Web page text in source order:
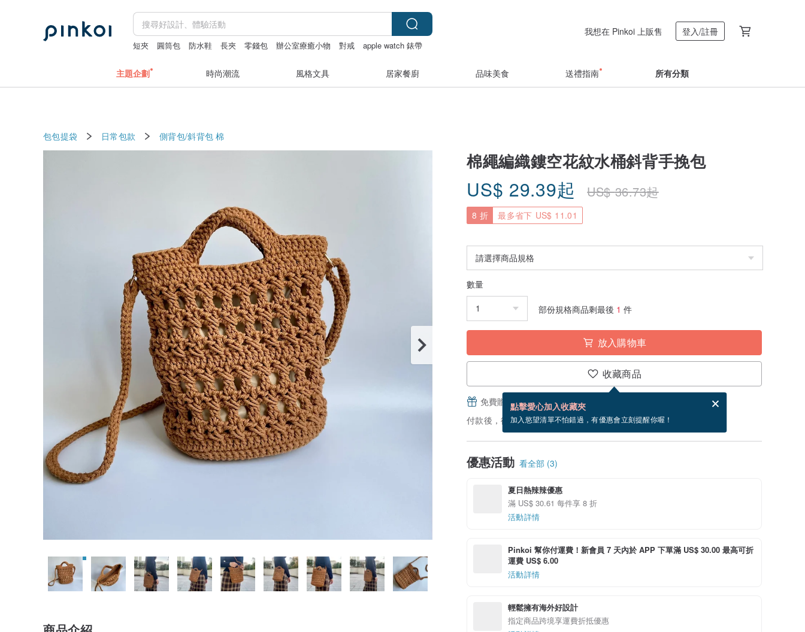
短夾 圓筒包 防水鞋 長夾 零錢包 辦公室療癒小物 對戒 apple watch 錶帶
我想在 Pinkoi 上販售 登入/註冊
主題企劃 時尚潮流 風格文具 居家餐廚 品味美食 送禮指南 所有分類
包包提袋 日常包款 側背包/斜背包 棉
棉繩編織鏤空花紋水桶斜背手挽包
US$ 29.39起 US$36.73起
8 折 最多省下 US$ 11.01
數量
部份規格商品剩最後 1 件
放入購物車
收藏商品
點擊愛心加入收藏夾
加入慾望清單不怕錯過，有優惠會立刻提醒你喔！
免費贈送電子賀卡，結帳完成後填寫
付款後，從備貨到寄出商品為 3 個工作天。（不包含假日）
優惠活動 看全部 (3)
夏日熱辣辣優惠
滿 US$ 30.61 每件享 8 折
活動詳情
Pinkoi 幫你付運費！新會員 7 天內於 APP 下單滿 US$ 30.00 最高可折
運費 US$ 6.00
活動詳情
輕鬆擁有海外好設計
指定商品跨境享運費折抵優惠